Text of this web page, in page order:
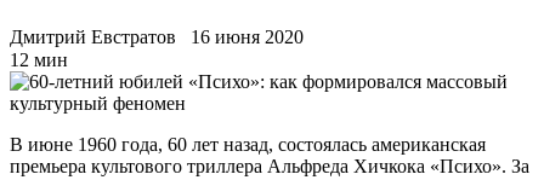
Дмитрий Евстратов
16 июня 2020
12 мин
В июне 1960 года, 60 лет назад, состоялась американская
премьера культового триллера Альфреда Хичкока «Психо». За